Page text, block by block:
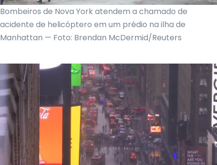
Bombeiros de Nova York atendem a chamado de
acidente de helicóptero em um prédio na ilha de
Manhattan — Foto: Brendan McDermid/Reuters